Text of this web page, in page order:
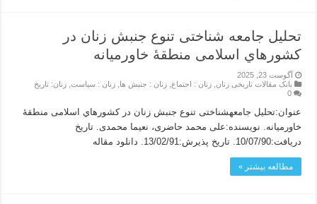
تحلیل جامعه شناختی تنوع جنبش زنان در
کشورهاي اسلامی منطقۀ خاورمیانه
آگوست 23, 2025
بانک مقالات تاریخی زنان ,زنان : اجتماع ,زنان : جنبش ها ,زنان : سیاست ,زنان: تاریخ
0
عنوان:تحلیل جامعهشناختی تنوع جنبش زنان در کشورهاي اسلامی منطقۀ
خاورمیانه. نویسنده:علی محمد حاضری، نعیما محمدی. تاریخ
دریافت:10/07/90. تاریخ پذیرش:13/02/91. دانلود مقاله
مطالعه بیشتر »